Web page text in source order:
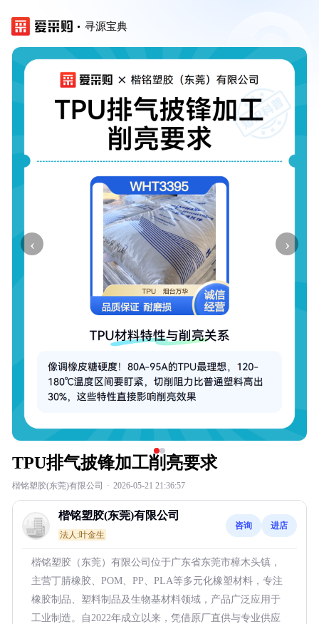
寻源宝典
‹ ›
TPU排气披锋加工削亮要求
楷铭塑胶(东莞)有限公司 · 2026-05-21 21:36:57
楷铭塑胶(东莞)有限公司
法人:叶金生
咨询 进店
楷铭塑胶（东莞）有限公司位于广东省东莞市樟木头镇，
主营丁腈橡胶、POM、PP、PLA等多元化橡塑材料，专注
橡胶制品、塑料制品及生物基材料领域，产品广泛应用于
工业制造。自2022年成立以来，凭借原厂直供与专业供应